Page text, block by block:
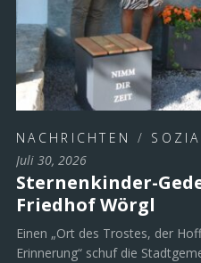
NACHRICHTEN /
Juli 30, 2026
Sternenkinder-
Friedhof Wörgl
Einen „Ort des Trostes, der
Erinnerung“ schuf die